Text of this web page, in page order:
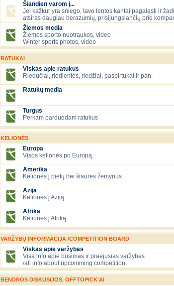
Šiandien varom į...
Jei kažkur yra sniego, tavo lentos kantai pagaląsti ir
atsiras daugiau berazumių, prisijungsiančių prie
Žiemos media
Žiemos sporto nuotraukos, video
Winter sports photos, video
RATUKAI
Viskas apie ratukus
Riedučiai, riedlentės, riedžiai, paspirtukai ir pan.
Ratukų media
Turgus
Perkam parduodam ratukus
KELIONĖS
Europa
Visos kelionės po Europą.
Amerika
Kelionės į pietų bei šiaurės žemynus
Azija
Kelionės į Aziją
Afrika
Kelionės į Afriką
VARŽYBŲ INFORMACIJA /COMPETITION BOARD
Viskas apie varžybas
Visa info apie būsimas ir praėjusias varžybas
/all info about upcomming competition
BENDROS DISKUSIJOS, OFFTOPICK'AI